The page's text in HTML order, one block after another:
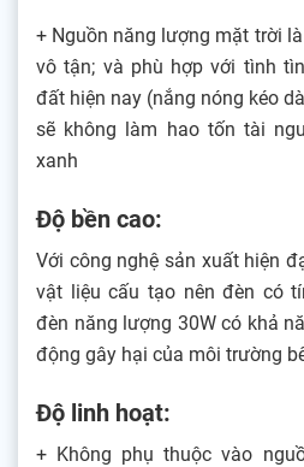
+ Nguồn năng lượng mặt trời
vô tận; và phù hợp với tình
đất hiện nay (nắng nóng kéo
sẽ không làm hao tốn tài
xanh
Độ bền cao:
Với công nghệ sản xuất hiện
vật liệu cấu tạo nên đèn có
đèn năng lượng 30W có khả
động gây hại của môi trường
Độ linh hoạt:
+ Không phụ thuộc vào